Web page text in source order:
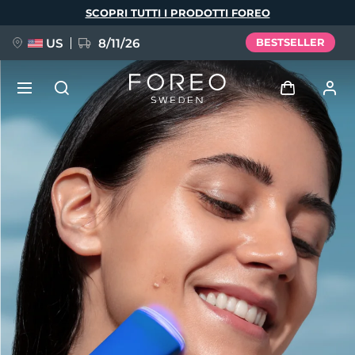
SCOPRI TUTTI I PRODOTTI FOREO
US 8/11/26 BESTSELLER
Accedi
Profilo utente
I miei dispositivi
I miei ordini
I miei indirizzi
I miei abbonamenti
NUOVO
FAQ™ Pure Beauty-Tech Elixir
BREAKING NEWS
issa™ Teeth Whitening Set
Lingua
English Deutsch
Español
Français
Português
Polski
Русский
Türkçe
简体中文 繁體中文